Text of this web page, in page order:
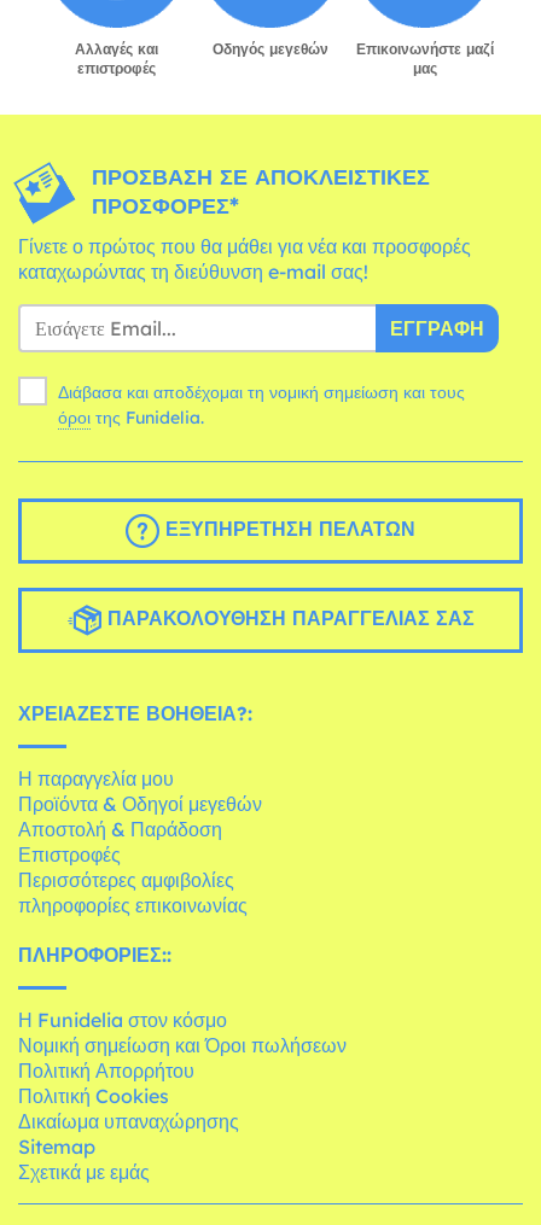
Αλλαγές και
επιστροφές
Οδηγός μεγεθών
Επικοινωνήστε μαζί
μας
ΠΡΌΣΒΑΣΗ ΣΕ ΑΠΟΚΛΕΙΣΤΙΚΈΣ
ΠΡΟΣΦΟΡΈΣ*
Γίνετε ο πρώτος που θα μάθει για νέα και προσφορές
καταχωρώντας τη διεύθυνση e-mail σας!
ΕΓΓΡΑΦΉ
Διάβασα και αποδέχομαι τη νομική σημείωση και τους
όροι της Funidelia.
ΕΞΥΠΗΡΈΤΗΣΗ ΠΕΛΑΤΏΝ
ΠΑΡΑΚΟΛΟΎΘΗΣΗ ΠΑΡΑΓΓΕΛΊΑΣ ΣΑΣ
ΧΡΕΙΆΖΕΣΤΕ ΒΟΉΘΕΙΑ?:
Η παραγγελία μου
Προϊόντα & Οδηγοί μεγεθών
Αποστολή & Παράδοση
Επιστροφές
Περισσότερες αμφιβολίες
πληροφορίες επικοινωνίας
ΠΛΗΡΟΦΟΡΊΕΣ::
Η Funidelia στον κόσμο
Νομική σημείωση και Όροι πωλήσεων
Πολιτική Απορρήτου
Πολιτική Cookies
Δικαίωμα υπαναχώρησης
Sitemap
Σχετικά με εμάς